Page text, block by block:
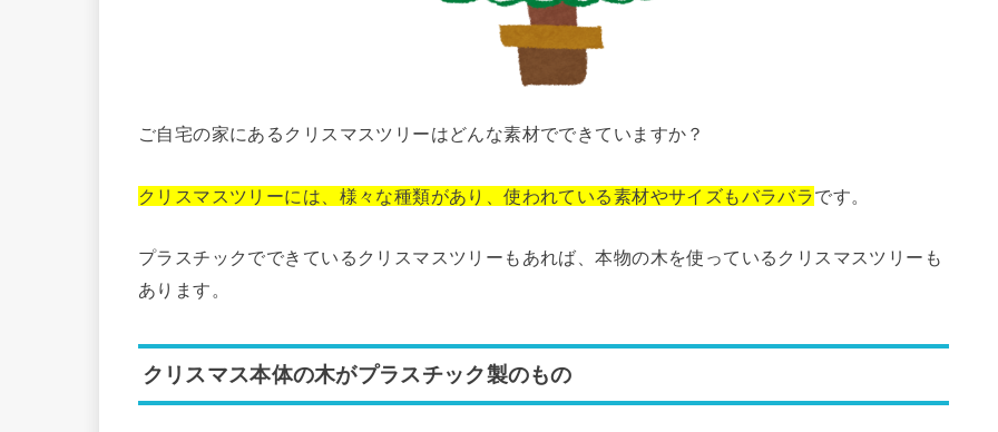
ご自宅の家にあるクリスマスツリーはどんな素材でできていますか？
クリスマスツリーには、様々な種類があり、使われている素材やサイズもバラバラです。
プラスチックでできているクリスマスツリーもあれば、本物の木を使っているクリスマスツリーも
あります。
クリスマス本体の木がプラスチック製のもの